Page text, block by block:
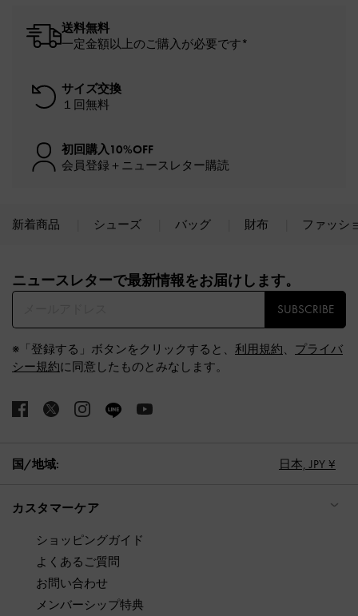
送料無料
一定金額以上のご購入が必要です*
サイズ交換
１回無料
初回購入10%OFF
会員登録＋ニュースレター購読
新着商品 シューズ バッグ 財布 ファッシ
ニュースレターで最新情報をお届けします。​
SUBSCRIBE
※「登録する」ボタンをクリックすると、 利用規約、 プライバ
シー規約に同意したものとみなします。
国/地域: 日本, JPY ¥
カスタマーケア
ショッピングガイド
よくあるご質問
お問い合わせ
メンバーシップ特典